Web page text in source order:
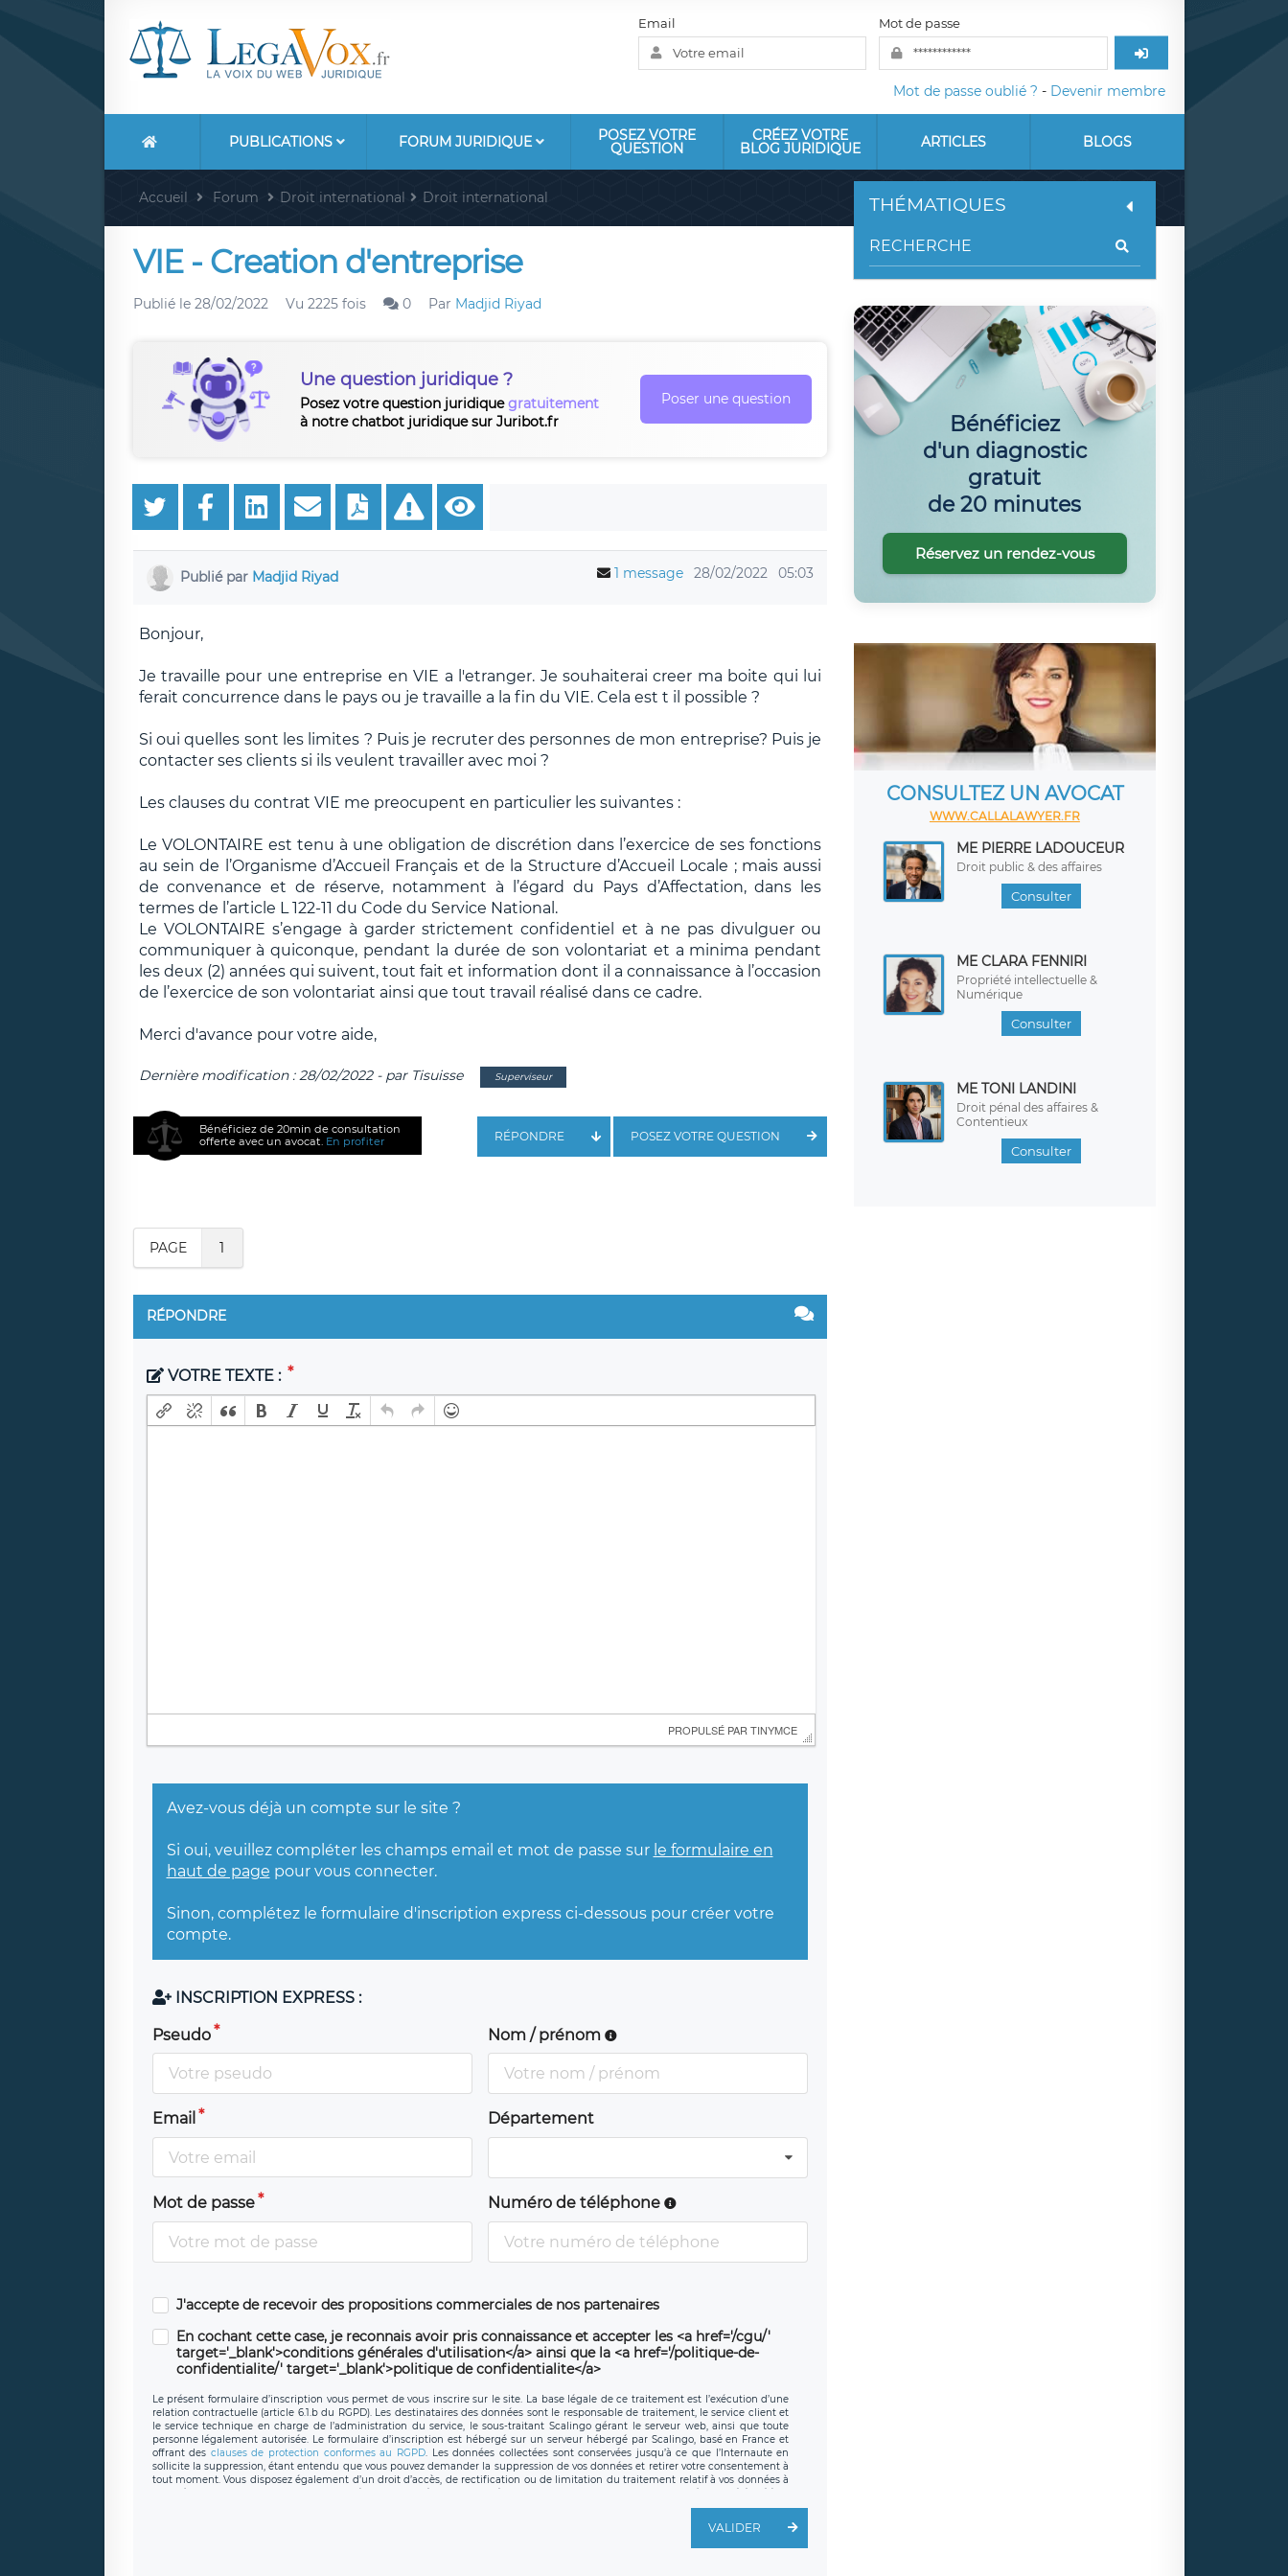
Email Mot de passe
Mot de passe oublié ? - Devenir membre
PUBLICATIONS FORUM JURIDIQUE POSEZ VOTRE
QUESTION
CRÉEZ VOTRE
BLOG JURIDIQUE ARTICLES BLOGS
Accueil Forum Droit international Droit international
VIE - Creation d'entreprise
Publié le 28/02/2022 Vu 2225 fois 0 Par Madjid Riyad
Une question juridique ?
Posez votre question juridiquegratuitement
à notre chatbot juridique sur Juribot.fr
Poser une question
Publié par Madjid Riyad 1 message 28/02/2022 05:03
Bonjour,
Je travaille pour une entreprise en VIE a l'etranger. Je souhaiterai creer ma boite qui lui
ferait concurrence dans le pays ou je travaille a la fin du VIE. Cela est t il possible ?
Si oui quelles sont les limites ? Puis je recruter des personnes de mon entreprise? Puis je
contacter ses clients si ils veulent travailler avec moi ?
Les clauses du contrat VIE me preocupent en particulier les suivantes :
Le VOLONTAIRE est tenu à une obligation de discrétion dans l’exercice de ses fonctions
au sein de l’Organisme d’Accueil Français et de la Structure d’Accueil Locale ; mais aussi
de convenance et de réserve, notamment à l’égard du Pays d’Affectation, dans les
termes de l’article L 122-11 du Code du Service National.
Le VOLONTAIRE s’engage à garder strictement confidentiel et à ne pas divulguer ou
communiquer à quiconque, pendant la durée de son volontariat et a minima pendant
les deux (2) années qui suivent, tout fait et information dont il a connaissance à l’occasion
de l’exercice de son volontariat ainsi que tout travail réalisé dans ce cadre.
Merci d'avance pour votre aide,
Dernière modification : 28/02/2022 - par Tisuisse Superviseur
Bénéficiez de 20min de consultation
offerte avec un avocat. En profiter POSEZ VOTRE QUESTION
RÉPONDRE
PAGE 1
RÉPONDRE
VOTRE TEXTE :
PROPULSÉ PAR TINYMCE
Avez-vous déjà un compte sur le site ?
Si oui, veuillez compléter les champs email et mot de passe sur le formulaire en
haut de page pour vous connecter.
Sinon, complétez le formulaire d'inscription express ci-dessous pour créer votre
compte.
INSCRIPTION EXPRESS :
Pseudo Nom / prénom
Email Département
Mot de passe Numéro de téléphone
J'accepte de recevoir des propositions commerciales de nos partenaires
En cochant cette case, je reconnais avoir pris connaissance et accepter les <a href='/cgu/'
target='_blank'>conditions générales d'utilisation</a> ainsi que la <a href='/politique-de-
confidentialite/' target='_blank'>politique de confidentialite</a>
Le présent formulaire d’inscription vous permet de vous inscrire sur le site. La base légale de ce traitement est l’exécution d’une
relation contractuelle (article 6.1.b du RGPD). Les destinataires des données sont le responsable de traitement, le service client et
le service technique en charge de l’administration du service, le sous-traitant Scalingo gérant le serveur web, ainsi que toute
personne légalement autorisée. Le formulaire d’inscription est hébergé sur un serveur hébergé par Scalingo, basé en France et
offrant des clauses de protection conformes au RGPD. Les données collectées sont conservées jusqu’à ce que l’Internaute en
sollicite la suppression, étant entendu que vous pouvez demander la suppression de vos données et retirer votre consentement à
tout moment. Vous disposez également d’un droit d’accès, de rectification ou de limitation du traitement relatif à vos données à
caractère personnel, ainsi que d’un droit à la portabilité de vos données. Vous pouvez exercer ces droits auprès du délégué à la
protection des données de LÉGAVOX qui exerce au siège social de LÉGAVOX et est joignable à l’adresse mail suivante :
joignable à l’adresse mail : responsabledetraitement@legavox.fr. Vous avez également le droit d’introduire une réclamation
VALIDER
THÉMATIQUES
Bénéficiez
d'un diagnostic
gratuit
de 20 minutes
Réservez un rendez-vous
CONSULTEZ UN AVOCAT
WWW.CALLALAWYER.FR
ME PIERRE LADOUCEUR
Droit public & des affaires
Consulter
ME CLARA FENNIRI
Propriété intellectuelle &
Numérique
Consulter
ME TONI LANDINI
Droit pénal des affaires &
Contentieux
Consulter